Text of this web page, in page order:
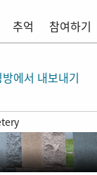
추억 참여하기
에서 내보내기